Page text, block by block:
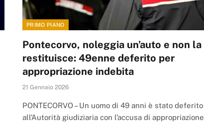
PRIMO PIANO
Pontecorvo, noleggia un’auto e non la
restituisce: 49enne deferito per
appropriazione indebita
21 Gennaio 2026
PONTECORVO – Un uomo di 49 anni è stato deferito
all’Autorità giudiziaria con l’accusa di appropriazione